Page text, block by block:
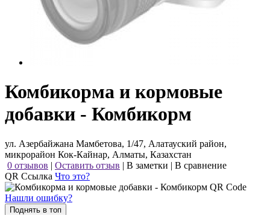
Комбикорма и кормовые
добавки - Комбикорм
ул. Азербайжана Мамбетова, 1/47, Алатауский район,
микрорайон Кок-Кайнар, Алматы, Казахстан
0 отзывов | Оставить отзыв | В заметки | В сравнение
QR Ссылка Что это?
Нашли ошибку?
Поднять в топ